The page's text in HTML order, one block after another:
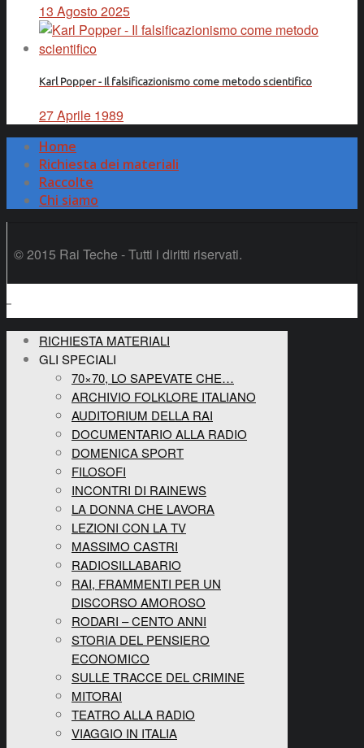
13 Agosto 2025
Karl Popper - Il falsificazionismo come metodo scientifico
27 Aprile 1989
Home
Richiesta dei materiali
Raccolte
Chi siamo
© 2015 Rai Teche - Tutti i diritti riservati.
RICHIESTA MATERIALI
GLI SPECIALI
70×70, LO SAPEVATE CHE…
ARCHIVIO FOLKLORE ITALIANO
AUDITORIUM DELLA RAI
DOCUMENTARIO ALLA RADIO
DOMENICA SPORT
FILOSOFI
INCONTRI DI RAINEWS
LA DONNA CHE LAVORA
LEZIONI CON LA TV
MASSIMO CASTRI
RADIOSILLABARIO
RAI, FRAMMENTI PER UN
DISCORSO AMOROSO
RODARI – CENTO ANNI
STORIA DEL PENSIERO
ECONOMICO
SULLE TRACCE DEL CRIMINE
MITORAI
TEATRO ALLA RADIO
VIAGGIO IN ITALIA